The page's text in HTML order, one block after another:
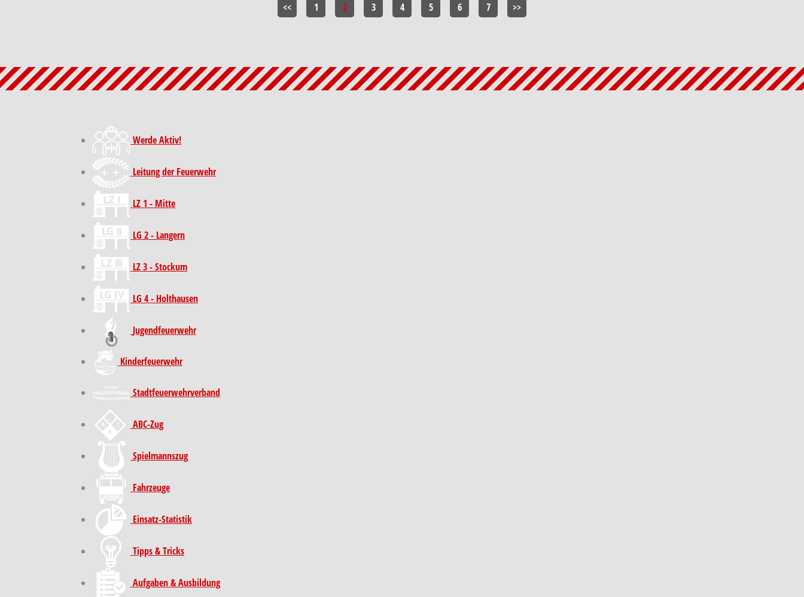
<< 1 2 3 4 5 6 7 >>
Werde Aktiv!
Leitung der Feuerwehr
LZ 1 - Mitte
LG 2 - Langern
LZ 3 - Stockum
LG 4 - Holthausen
Jugendfeuerwehr
Kinder­feuer­wehr
Stadt­feuer­wehr­verband
ABC-Zug
Spielmannszug
Fahrzeuge
Einsatz-Statistik
Tipps & Tricks
Aufgaben & Ausbildung